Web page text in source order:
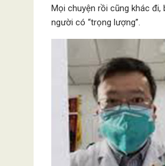
Mọi chuyện rồi cũng khác
người có “trọng lượng”.